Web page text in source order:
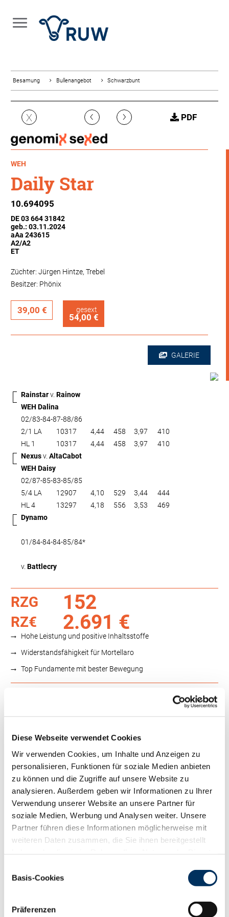
Diese Webseite verwendet Cookies
Wir verwenden Cookies, um Inhalte und Anzeigen zu
personalisieren, Funktionen für soziale Medien anbieten
zu können und die Zugriffe auf unsere Website zu
analysieren. Außerdem geben wir Informationen zu Ihrer
Verwendung unserer Website an unsere Partner für
soziale Medien, Werbung und Analysen weiter. Unsere
Partner führen diese Informationen möglicherweise mit
weiteren Daten zusammen, die Sie ihnen bereitgestellt
Cookies, wenn Sie unsere Webseite weiterhin nutzen.
Basis-Cookies
Präferenzen
Besamung Bullenangebot Schwarzbunt
X ‹ › PDF
WEH
Daily Star
10.694095
DE 03 664 31842
geb.: 03.11.2024
aAa 243615
A2/A2
ET
Züchter: Jürgen Hintze, Trebel
Besitzer: Phönix
39,00 € gesext
54,00 €
GALERIE
Rainstarv. Rainow
WEH Dalina
02/83-84-87-88/86
2/1 LA
10317 4,44 458 3,97
410
HL 1
10317 4,44 458 3,97
410
Nexusv. AltaCabot
WEH Daisy
02/87-85-83-85/85
5/4 LA
12907 4,10 529 3,44
444
HL 4
13297 4,18 556 3,53
469
Dynamo
01/84-84-84-85/84*
v. Battlecry
RZG 152
RZ€ 2.691 €
Hohe Leistung und positive Inhaltsstoffe
Widerstandsfähigkeit für Mortellaro
Top Fundamente mit bester Bewegung
RZS
RZR
RZKd
103
RZKm
RZÖko
141
Gesundheit
RZGesund
113
RZEuterfit
RZKlaue
117
105
RZRepro
106
RZKälberfit 118